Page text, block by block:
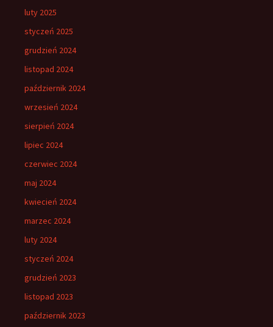
luty 2025
styczeń 2025
grudzień 2024
listopad 2024
październik 2024
wrzesień 2024
sierpień 2024
lipiec 2024
czerwiec 2024
maj 2024
kwiecień 2024
marzec 2024
luty 2024
styczeń 2024
grudzień 2023
listopad 2023
październik 2023